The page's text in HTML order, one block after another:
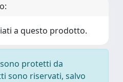
a questo prodotto.
sono protetti da
sono riservati, salvo